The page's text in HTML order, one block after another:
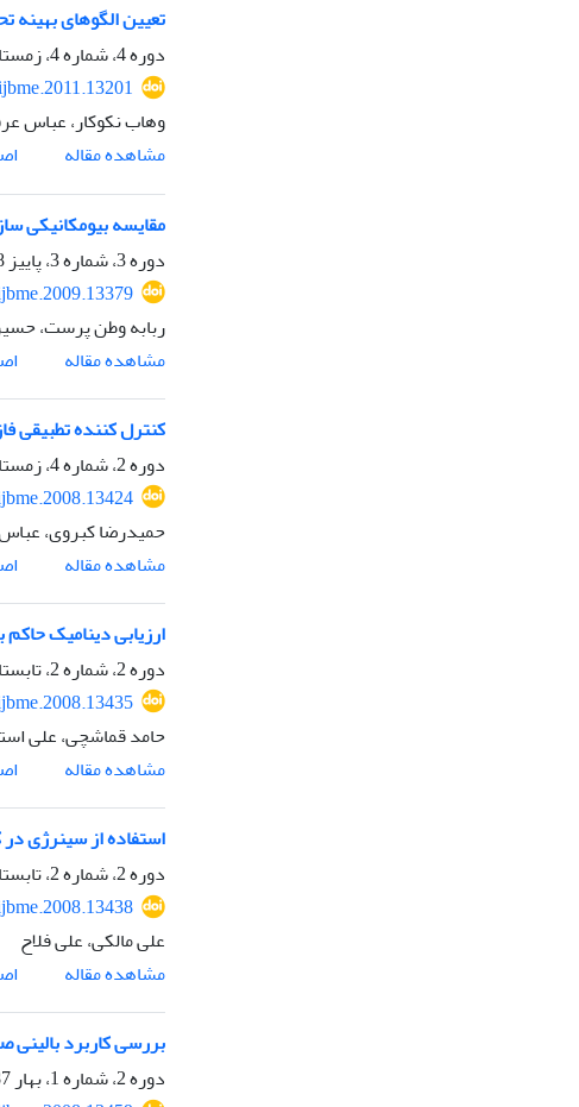
تعیین الگوهای بهینه
دوره 4، شماره 4، زمستان 1389، صفحه
وهاب نکوکار، عباس
مشاهده مقاله
مقایسه بیومکانیکی
دوره 3، شماره 3، پاییز 1388، صفحه
ربابه وطن پرست، حسین
مشاهده مقاله
کنترل کننده تطبیقی
دوره 2، شماره 4، زمستان 1387، صفحه
حمیدرضا کبروی، عباس
مشاهده مقاله
ارزیابی دینامیک
دوره 2، شماره 2، تابستان 1387، صفحه
حامد قماشچی، علی
مشاهده مقاله
استفاده از سینرژی
دوره 2، شماره 2، تابستان 1387، صفحه
علی مالکی، علی فلاح
مشاهده مقاله
بررسی کاربرد
دوره 2، شماره 1، بهار 1387، صفحه